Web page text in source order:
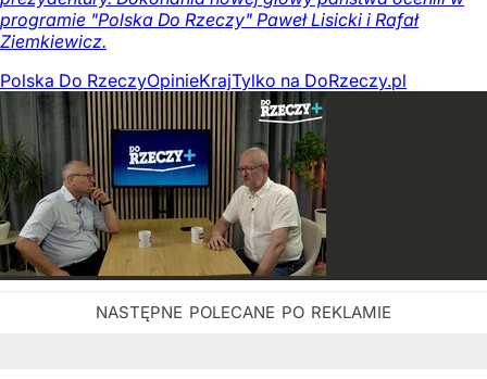
programie "Polska Do Rzeczy" Paweł Lisicki i Rafał
Ziemkiewicz.
Polska Do RzeczyOpinieKrajTylko na DoRzeczy.pl